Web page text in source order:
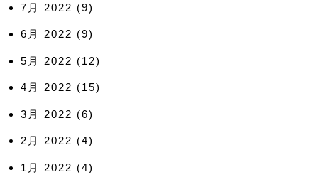
7月 2022 (9)
6月 2022 (9)
5月 2022 (12)
4月 2022 (15)
3月 2022 (6)
2月 2022 (4)
1月 2022 (4)